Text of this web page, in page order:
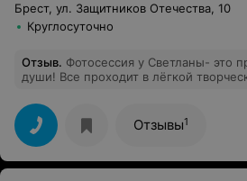
Брест, ул. Защитников Отечества, 10
Круглосуточно
Отзыв. Фотосессия у Светланы- это
души! Все проходит в лёгкой
красотой и воспоминанием о
времени;-)
Отзывы1